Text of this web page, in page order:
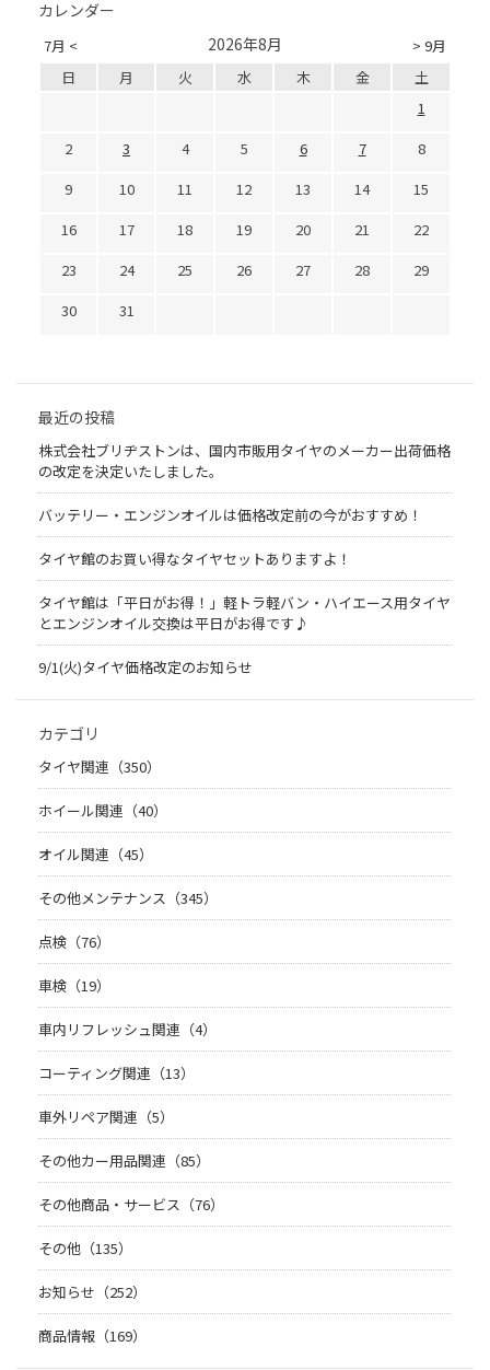
カレンダー
7月 < > 9月
2026年8月
日 月 火 水 木 金
土
1
2
3 4 5 6 7
8
9
10 11 12 13 14
15
16
17 18 19 20 21
22
23
24 25 26 27 28
29
30
31
最近の投稿
株式会社ブリヂストンは、国内市販用タイヤのメーカー出荷価格
の改定を決定いたしました。
バッテリー・エンジンオイルは価格改定前の今がおすすめ！
タイヤ館のお買い得なタイヤセットありますよ！
タイヤ館は「平日がお得！」軽トラ軽バン・ハイエース用タイヤ
とエンジンオイル交換は平日がお得です♪
9/1(火)タイヤ価格改定のお知らせ
カテゴリ
タイヤ関連（350）
ホイール関連（40）
オイル関連（45）
その他メンテナンス（345）
点検（76）
車検（19）
車内リフレッシュ関連（4）
コーティング関連（13）
車外リペア関連（5）
その他カー用品関連（85）
その他商品・サービス（76）
その他（135）
お知らせ（252）
商品情報（169）